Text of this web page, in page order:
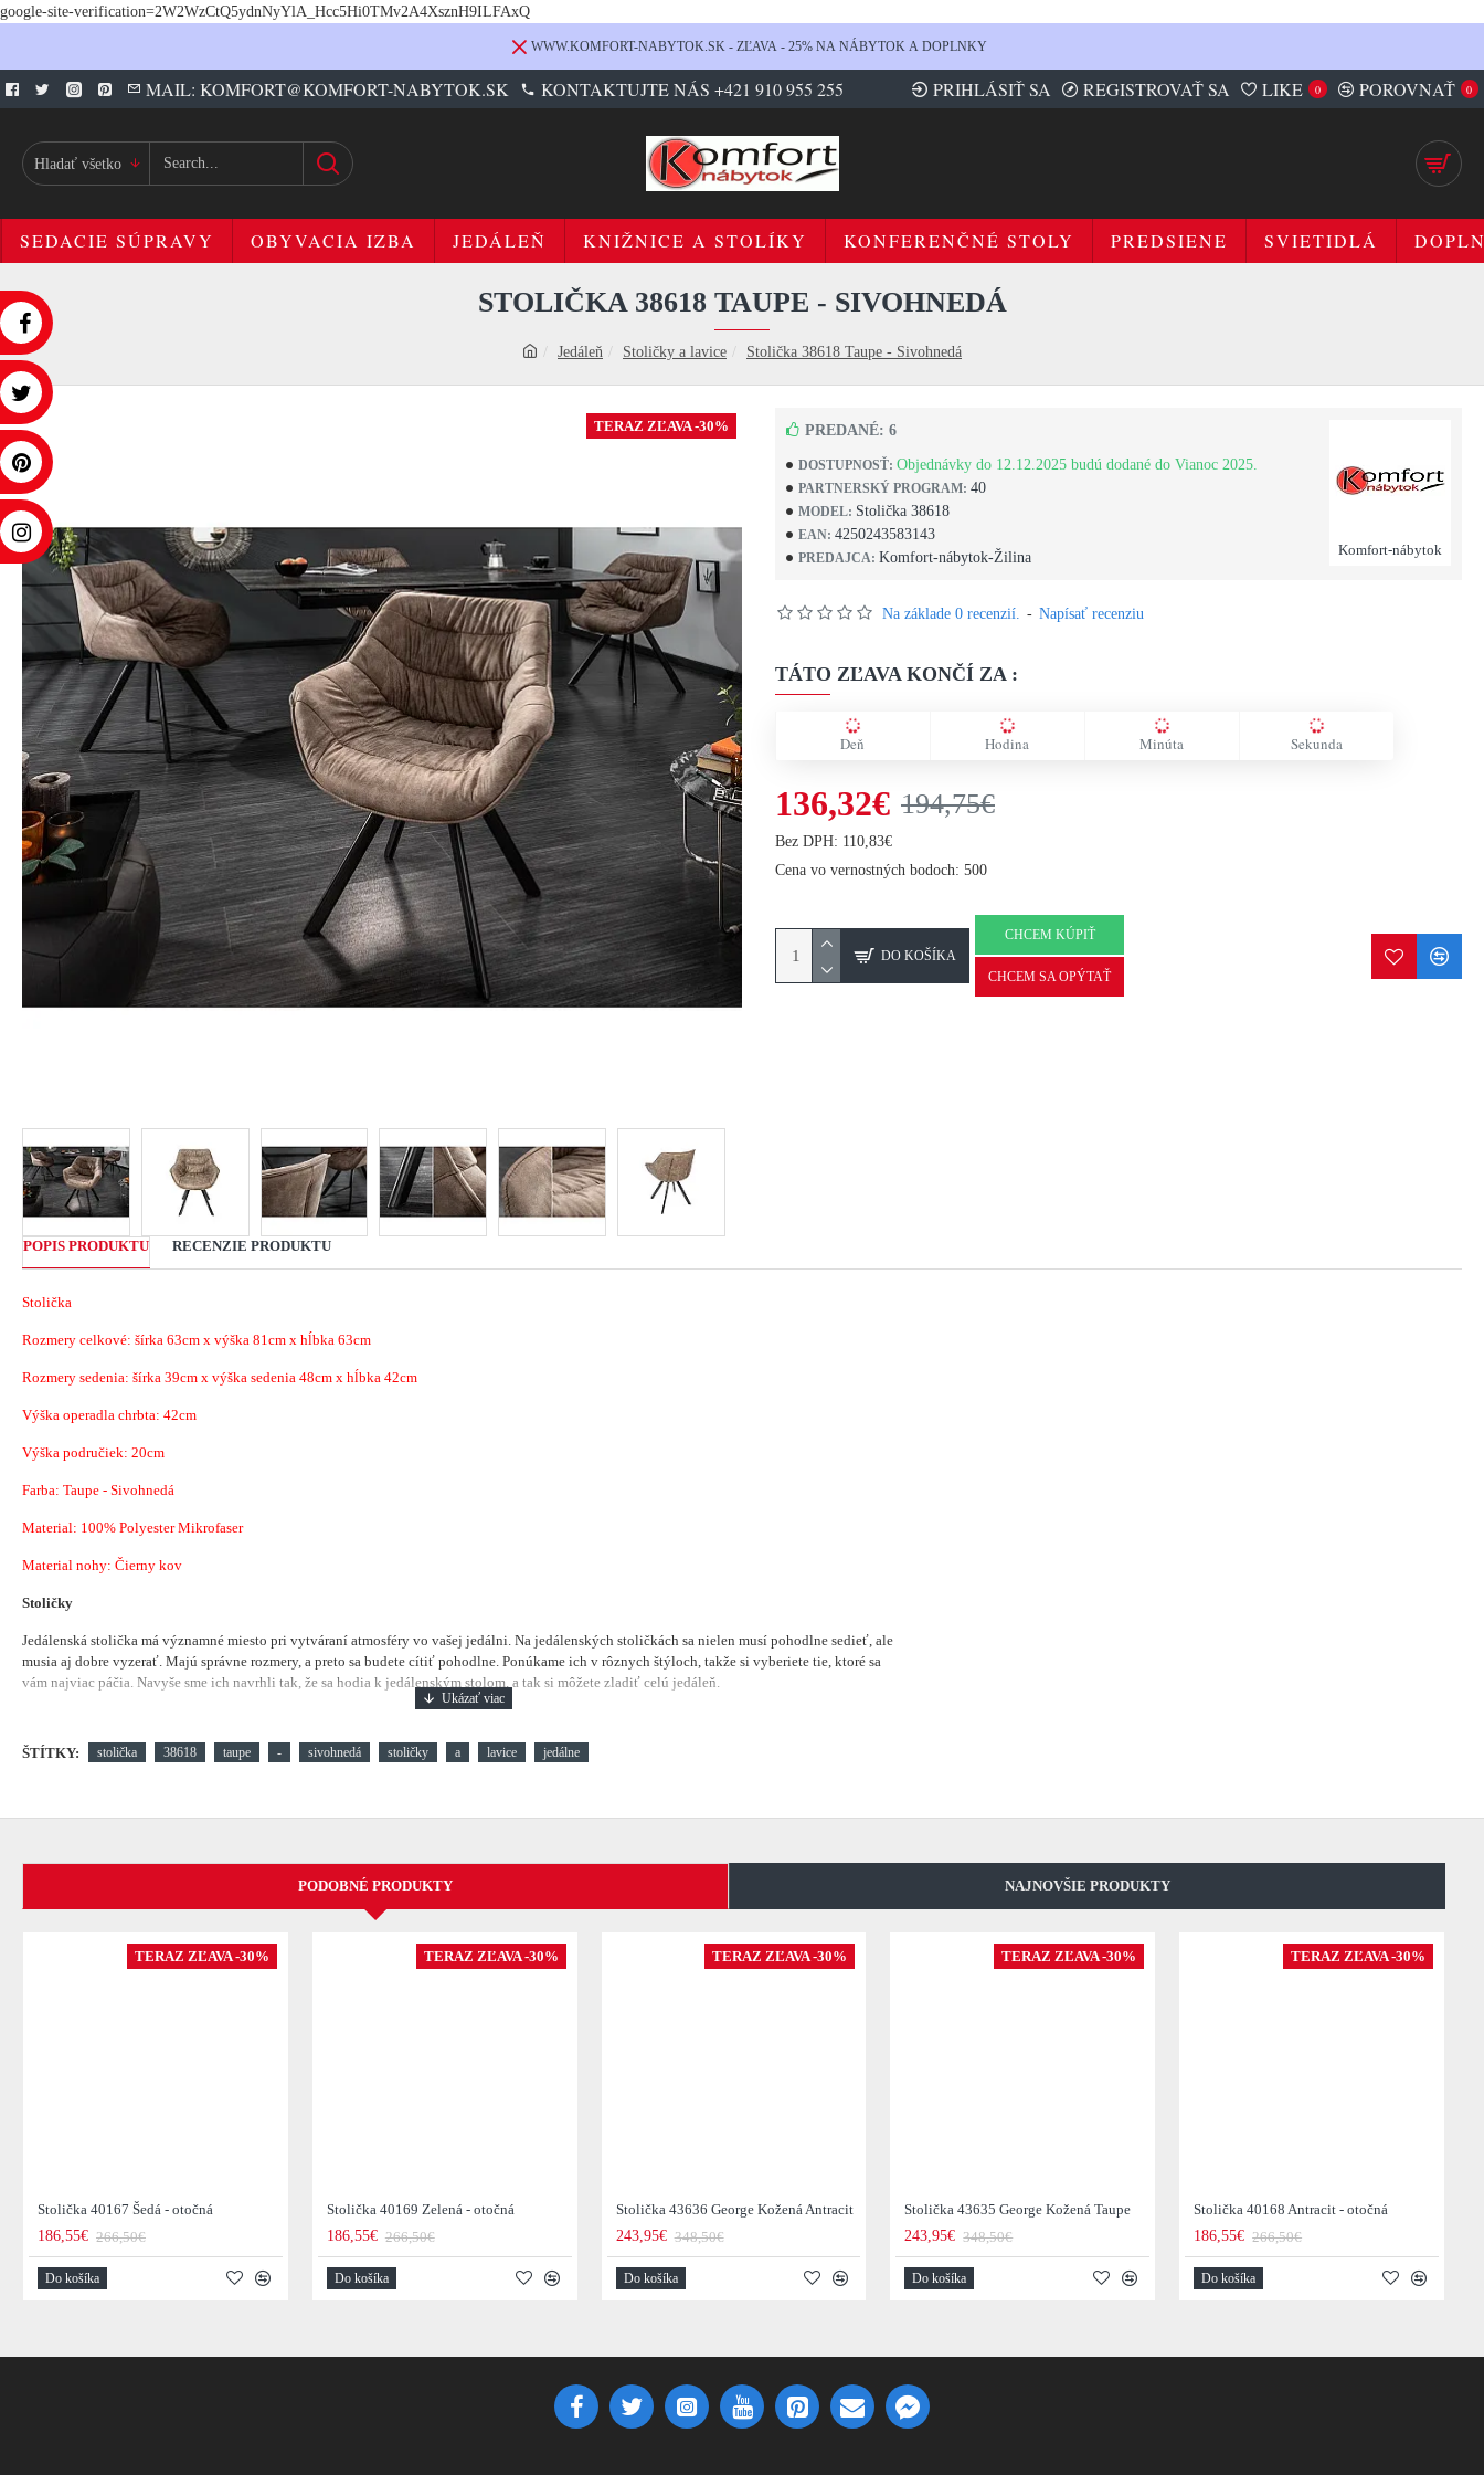
google-site-verification=2W2WzCtQ5ydnNyYlA_Hcc5Hi0TMv2A4XsznH9ILFAxQ
WWW.KOMFORT-NABYTOK.SK - ZĽAVA - 25% NA NÁBYTOK A DOPLNKY
MAIL: KOMFORT@KOMFORT-NABYTOK.SK KONTAKTUJTE NÁS +421 910 955 255 PRIHLÁSIŤ SA REGISTROVAŤ SA LIKE 0 POROVNAŤ 0
Hladať všetko
SEDACIE SÚPRAVY OBYVACIA IZBA JEDÁLEŇ KNIŽNICE A STOLÍKY KONFERENČNÉ STOLY PREDSIENE SVIETIDLÁ
Jedáleň Stoličky a lavice Stolička 38618 Taupe - Sivohnedá
STOLIČKA 38618 TAUPE - SIVOHNEDÁ
TERAZ ZĽAVA -30%
DOSTUPNOSŤ: Objednávky do 12.12.2025 budú dodané do Vianoc 2025.
PARTNERSKÝ PROGRAM: 40
MODEL: Stolička 38618
EAN: 4250243583143
PREDAJCA: Komfort-nábytok-Žilina Komfort-nábytok
PREDANÉ: 6
Na základe 0 recenzií. - Napísať recenziu
TÁTO ZĽAVA KONČÍ ZA :
Deň Hodina Minúta Sekunda
136,32€ 194,75€
Bez DPH: 110,83€
Cena vo vernostných bodoch: 500
DO KOŠÍKA
CHCEM KÚPIŤ
CHCEM SA OPÝTAŤ
POPIS PRODUKTU RECENZIE PRODUKTU
Stolička
Rozmery celkové: šírka 63cm x výška 81cm x hĺbka 63cm
Rozmery sedenia: šírka 39cm x výška sedenia 48cm x hĺbka 42cm
Výška operadla chrbta: 42cm
Výška područiek: 20cm
Farba: Taupe - Sivohnedá
Material: 100% Polyester Mikrofaser
Material nohy: Čierny kov
Stoličky
Jedálenská stolička má významné miesto pri vytváraní atmosféry vo vašej jedálni. Na jedálenských stoličkách sa nielen musí pohodlne sedieť, ale
musia aj dobre vyzerať. Majú správne rozmery, a preto sa budete cítiť pohodlne. Ponúkame ich v rôznych štýloch, takže si vyberiete tie, ktoré sa
vám najviac páčia. Navyše sme ich navrhli tak, že sa hodia k jedálenským stolom, a tak si môžete zladiť celú jedáleň.
ŠTÍTKY: stolička 38618 taupe - sivohnedá stoličky a lavice jedálne
PODOBNÉ PRODUKTY NAJNOVŠIE PRODUKTY
TERAZ ZĽAVA -30%
Stolička 40167 Šedá - otočná
186,55€ 266,50€
Do košíka
TERAZ ZĽAVA -30%
Stolička 40169 Zelená - otočná
186,55€ 266,50€
Do košíka
TERAZ ZĽAVA -30%
Stolička 43636 George Kožená Antracit
243,95€ 348,50€
Do košíka
TERAZ ZĽAVA -30%
Stolička 43635 George Kožená Taupe
243,95€ 348,50€
Do košíka
TERAZ ZĽAVA -30%
Stolička 40168 Antracit - otočná
186,55€ 266,50€
Do košíka